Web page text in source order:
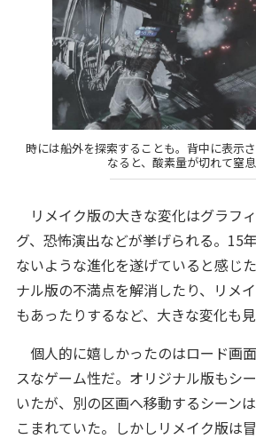
時には船外を探索することも。背中に表示
なると、酸素量が切れて窒
リメイク版の大きな変化はグラフ
グ、恐怖演出などが挙げられる。15
ないような進化を遂げていると感じ
ナル版の不満点を解消したり、リメ
もあったりするなど、大きな変化も見
個人的に嬉しかったのはロード画
スなゲーム性だ。オリジナル版もシ
いたが、別の区画へ移動するシーン
こまれていた。しかしリメイク版は